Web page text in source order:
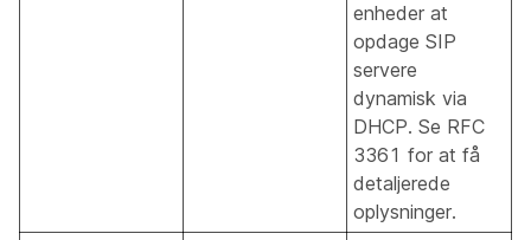
enheder at
opdage SIP
servere
dynamisk via
DHCP. Se RFC
3361 for at få
detaljerede
oplysninger.